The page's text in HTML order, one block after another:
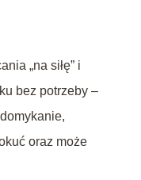
„na siłę” i
bez potrzeby –
oraz może